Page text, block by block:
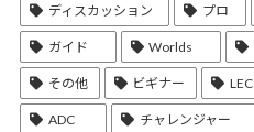
ディスカッション プロ
ガイド Worlds
その他 ビギナー LEC
ADC チャレンジャー